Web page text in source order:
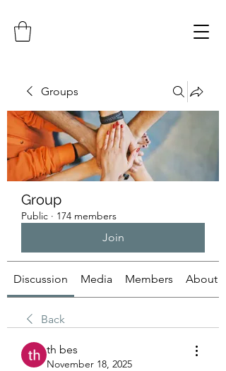
Groups
Group
Public · 174 members
Join
Discussion Media Members About
Back
th bes
November 18, 2025